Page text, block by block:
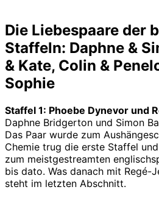
Die Liebespaare der
Staffeln: Daphne &
& Kate, Colin &
Sophie
Staffel 1: Phoebe Dynevor und
Daphne Bridgerton und Simon
Das Paar wurde zum
Chemie trug die erste Staffel
zum meistgestreamten
bis dato. Was danach mit Regé-
steht im letzten Abschnitt.